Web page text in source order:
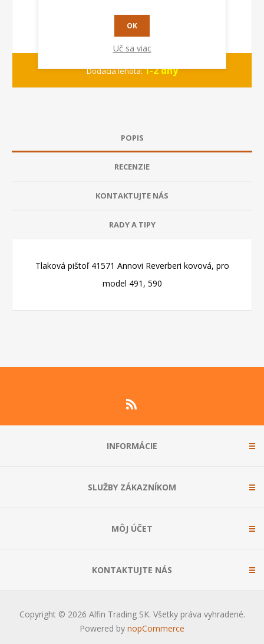
Dodacia lehota:1-2 dny
POPIS
RECENZIE
KONTAKTUJTE NÁS
RADY A TIPY
Tlaková pištoľ 41571 Annovi Reverberi kovová, pro
model 491, 590
INFORMÁCIE
SLUŽBY ZÁKAZNÍKOM
MÔJ ÚČET
KONTAKTUJTE NÁS
Copyright © 2026 Alfin Trading SK. Všetky práva vyhradené.
Powered by nopCommerce
OK
Uč sa viac